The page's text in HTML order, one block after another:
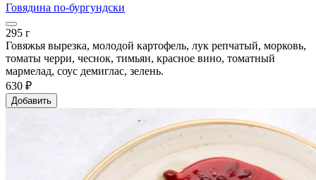
Говядина по-бургундски
295 г
Говяжья вырезка, молодой картофель, лук репчатый, морковь,
томаты черри, чеснок, тимьян, красное вино, томатный
мармелад, соус демиглас, зелень.
630 ₽
Добавить